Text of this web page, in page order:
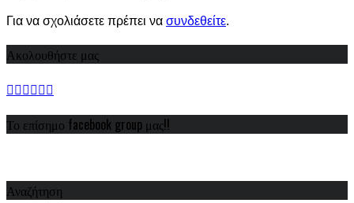
Για να σχολιάσετε πρέπει να συνδεθείτε.
Ακολουθήστε μας
Το επίσημο facebook group μας!!
Αναζήτηση